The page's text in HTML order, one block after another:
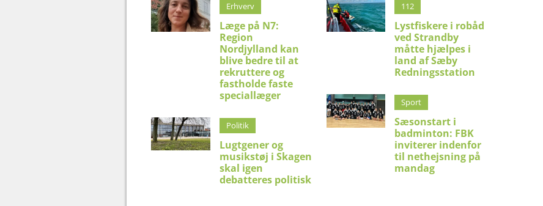
Erhverv
Læge på N7:
Region
Nordjylland kan
blive bedre til at
rekruttere og
fastholde faste
speciallæger
Politik
Lugtgener og
musikstøj i Skagen
skal igen
debatteres politisk
112
Lystfiskere i robåd
ved Strandby
måtte hjælpes i
land af Sæby
Redningsstation
Sport
Sæsonstart i
badminton: FBK
inviterer indenfor
til nethejsning på
mandag